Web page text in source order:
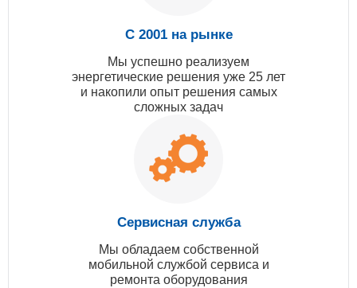
С 2001 на рынке
Мы успешно реализуем
энергетические решения уже 25 лет
и накопили опыт решения самых
сложных задач
Сервисная служба
Мы обладаем собственной
мобильной службой сервиса и
ремонта оборудования